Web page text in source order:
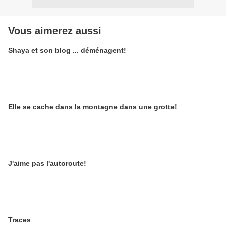
Vous aimerez aussi
Shaya et son blog ... déménagent!
Elle se cache dans la montagne dans une grotte!
J'aime pas l'autoroute!
Traces